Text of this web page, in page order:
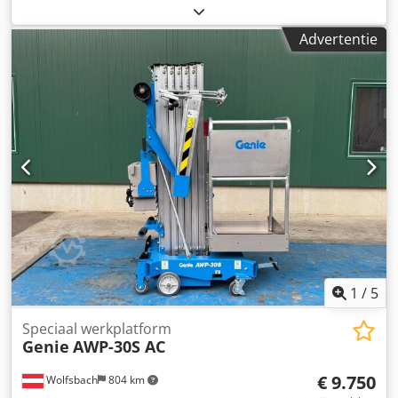
bodembediening • Accustatusindicator • Bedrijfsurenteller
• Claxon • Rijstrookrichtingssysteem • Veiligheidsharnas-
ogen • Xenon zwaailamp • Handmatige nooddaaloptie •
Passieve rijgatbeveiliging • Banden (niet-markerend) 457 x
178 mm • Elektrisch systeem 48V DC • Accu's
(diepontlaadbaar) 4 x 48 V – 260 Ah • Acculader in het
voertuig, 110 V / 230 V HF • Aandrijfmotoren: 2
wisselstroommotoren • Elektrische (pompen-)motor 3,5 kW,
48 V DC • Hydraulisch systeem, hydrauliektank 15 l
4,5 km/u - Buitenste draaicirkel 1,7 m - Hellingsalarm 1,5° /
3° Dcedpfx Asx S R Hlombok - Klimvermogen 25% -
Rijdbaar op maximale hoogte tot 3,8 m - Acculading
indicator - Haulotte Activ'Screen - Heftruckogen - Hijsogen -
Dubbele zwaaideur - Wielkuipbescherming - Twee
stuurwielen voor - Twee aandrijfwielen achter - Niet-
markering banden - Handmatig ontgrendelen van de rem -
Urenmeter - Claxon - Bewegingsalarm - Noodstop -
Handmatige noodpomp - 2 bedieningspanelen, boven en
onder - Mobiel bedieningspaneel boven - Twee sleepogen
- Betreedbare instaplijst
Advertentie
1 / 5
Wolfsbach 804 km
Speciaal werkplatform
Genie AWP-30S AC
€ 9.750